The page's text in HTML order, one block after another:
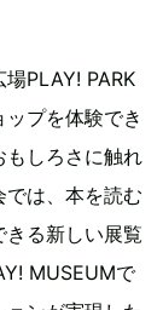
PLAY! PARK
プを体験でき
もしろさに触れ
では、本を読む
きる新しい展覧
MUSEUMで